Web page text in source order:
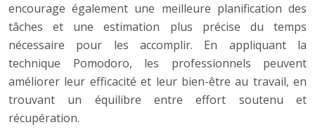
encourage également une meilleure planification des
tâches et une estimation plus précise du temps
nécessaire pour les accomplir. En appliquant la
technique Pomodoro, les professionnels peuvent
améliorer leur efficacité et leur bien-être au travail, en
trouvant un équilibre entre effort soutenu et
récupération.